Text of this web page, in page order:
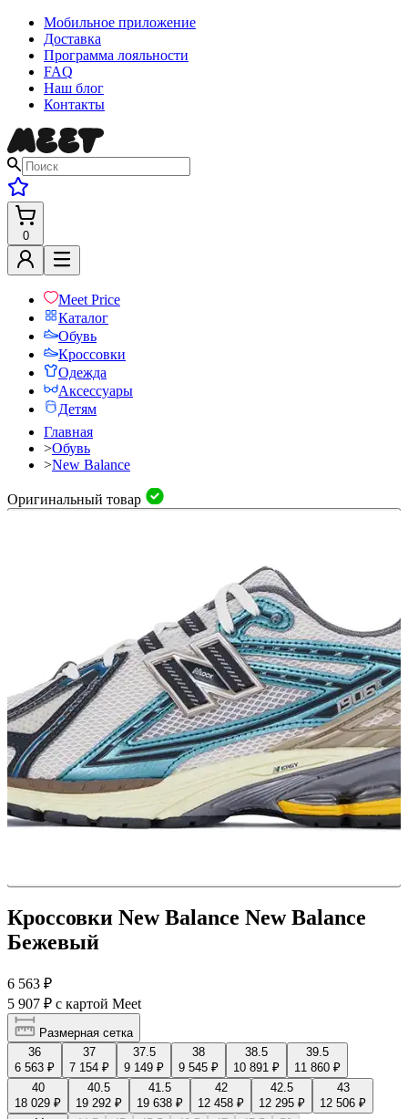
Мобильное приложение
Доставка
Программа лояльности
FAQ
Наш блог
Контакты
0
Meet Price
Каталог
Обувь
Кроссовки
Одежда
Аксессуары
Детям
Главная
>Обувь
>New Balance
Оригинальный товар
Кроссовки New Balance New Balance
Бежевый
6 563 ₽
5 907 ₽ с картой Meet
Размерная сетка
36
6 563 ₽
37
7 154 ₽
37.5
9 149 ₽
38
9 545 ₽
38.5
10 891 ₽
39.5
11 860 ₽
40
18 029 ₽
40.5
19 292 ₽
41.5
19 638 ₽
42
12 458 ₽
42.5
12 295 ₽
43
12 506 ₽